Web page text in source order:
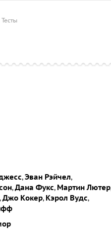
Тесты
,Эван Рэйчел,
,Дана Фукс, Мартин Лютер,
Джо Кокер, Кэрол Вудс,